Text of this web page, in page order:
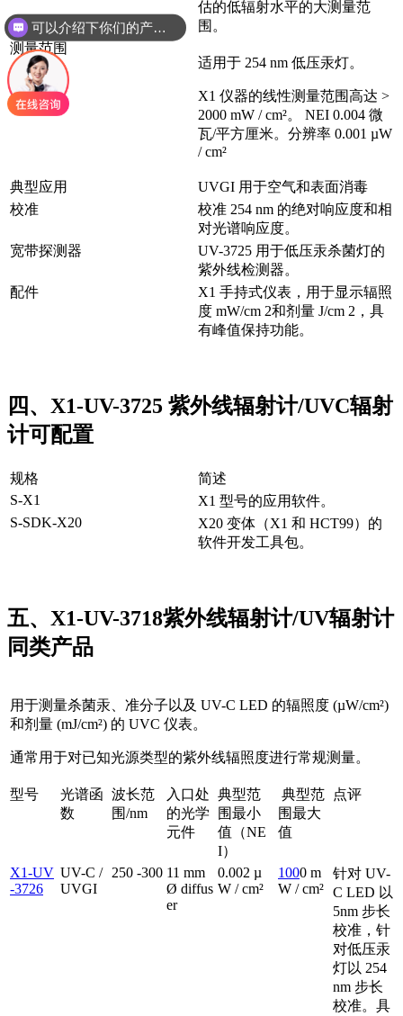
估的低辐射水平的大测量范
围。
测量范围
适用于 254 nm 低压汞灯。
X1 仪器的线性测量范围高达 >
2000 mW / cm²。 NEI 0.004 微
瓦/平方厘米。分辨率 0.001 µW
/ cm²
典型应用
UVGI 用于空气和表面消毒
校准
校准 254 nm 的绝对响应度和相
对光谱响应度。
宽带探测器
UV-3725 用于低压汞杀菌灯的
紫外线检测器。
配件
X1 手持式仪表，用于显示辐照
度 mW/cm 2和剂量 J/cm 2，具
有峰值保持功能。
四、X1-UV-3725 紫外线辐射计/UVC辐射
计可配置
规格
简述
S-X1
X1 型号的应用软件。
S-SDK-X20
X20 变体（X1 和 HCT99）的
软件开发工具包。
五、X1-UV-3718紫外线辐射计/UV辐射计
同类产品
用于测量杀菌汞、准分子以及 UV-C LED 的辐照度 (µW/cm²)
和剂量 (mJ/cm²) 的 UVC 仪表。
通常用于对已知光源类型的紫外线辐照度进行常规测量。
型号
光谱函
数
波长范
围/nm
入口处
的光学
元件
典型范
围最小
值（NE
I）
典型范
围最大
值
点评
X1-UV
-3726
UV-C /
UVGI
250 -300 11 mm
Ø diffus
er
0.002 µ
W / cm²
1000 m
W / cm²
针对 UV-
C LED 以
5nm 步长
校准，针
对低压汞
灯以 254
nm 步长
校准。具
可以介绍下你们的产品么